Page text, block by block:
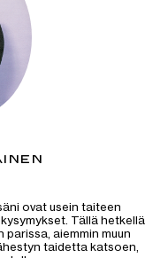
ovat usein taiteen
Tällä hetkellä
aiemmin muun
taidetta katsoen,